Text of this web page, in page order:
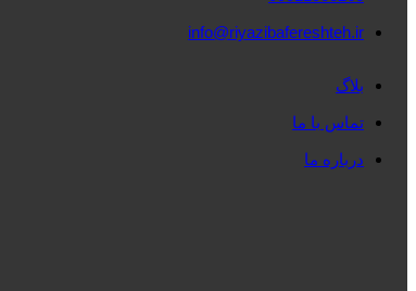
info@riyazibafereshteh.ir
بلاگ
تماس با ما
درباره ما